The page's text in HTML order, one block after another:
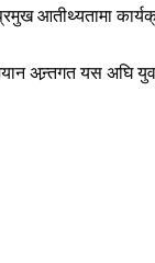
आतीथ्यतामा
अन्र्तगत यस